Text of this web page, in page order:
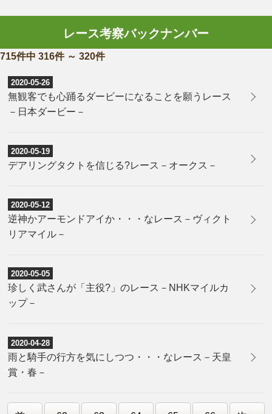
レース考察バックナンバー
715件中 316件 ～ 320件
2020-05-26
無観客でも心踊るダービーになることを願うレース
－日本ダービー－
2020-05-19
デアリングタクトを信じる?レース－オークス－
2020-05-12
逆神かアーモンドアイか・・・なレース－ヴィクト
リアマイル－
2020-05-05
珍しく武さんが「主役?」のレース－NHKマイルカ
ップ－
2020-04-28
雨と騎手の行方を気にしつつ・・・なレース－天皇
賞・春－